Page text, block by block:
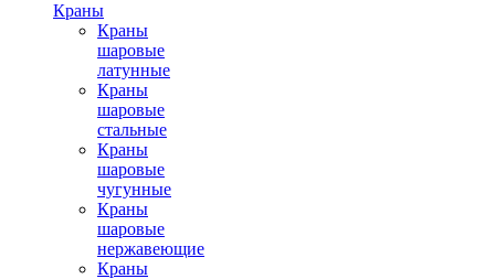
Краны
Краны
шаровые
латунные
Краны
шаровые
стальные
Краны
шаровые
чугунные
Краны
шаровые
нержавеющие
Краны